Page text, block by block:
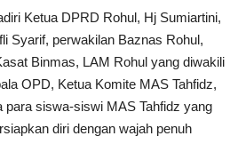
Ketua DPRD Rohul, Hj Sumiartini,
Syarif, perwakilan Baznas Rohul,
Binmas, LAM Rohul yang diwakili
OPD, Ketua Komite MAS Tahfidz,
siswa-siswi MAS Tahfidz yang
diri dengan wajah penuh